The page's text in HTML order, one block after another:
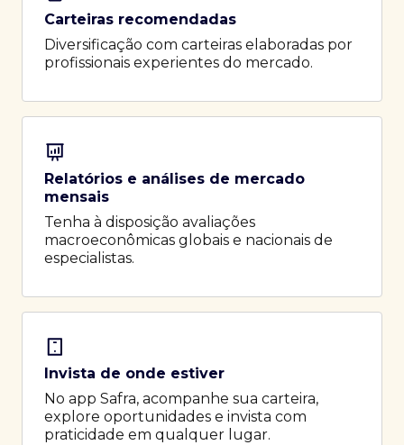
Carteiras recomendadas
Diversificação com carteiras elaboradas por
profissionais experientes do mercado.
Relatórios e análises de mercado
mensais
Tenha à disposição avaliações
macroeconômicas globais e nacionais de
especialistas.
Invista de onde estiver
No app Safra, acompanhe sua carteira,
explore oportunidades e invista com
praticidade em qualquer lugar.